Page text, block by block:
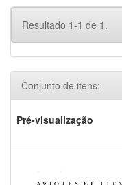
Resultado 1-1 de 1.
Conjunto de itens:
Pré-visualização